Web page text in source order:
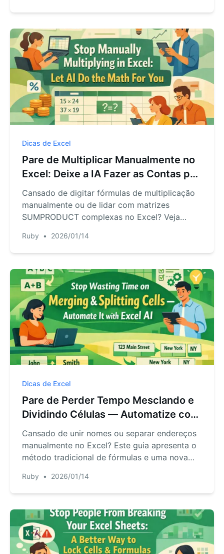
RowSpeak para separar qualquer dado
Dicas de Excel
Pare de Multiplicar Manualmente no
Excel: Deixe a IA Fazer as Contas por
Você
Cansado de digitar fórmulas de multiplicação
manualmente ou de lidar com matrizes
SUMPRODUCT complexas no Excel? Veja
calculam totais, comissões ou custos de
estoque instantaneamente com comandos
erros.
Ruby • 2026/01/14
Dicas de Excel
Pare de Perder Tempo Mesclando e
Dividindo Células — Automatize com
a IA do Excel
Cansado de unir nomes ou separar endereços
manualmente no Excel? Este guia apresenta o
método tradicional de fórmulas e uma nova
perder horas na preparação de dados.
Ruby • 2026/01/14